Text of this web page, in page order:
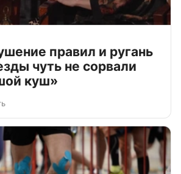
правил и ругань
чуть не сорвали
куш»